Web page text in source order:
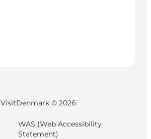
VisitDenmark © 2026
WAS (Web Accessibility
Statement)